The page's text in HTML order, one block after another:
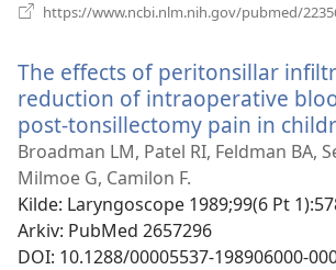
https://www.ncbi.nlm.nih.gov/pubmed/
The effects of peritonsillar
reduction of intraoperative
post-tonsillectomy pain in
Broadman LM, Patel RI, Feldman BA,
Milmoe G, Camilon F.
Kilde‎: Laryngoscope 1989;99(6 Pt
Arkiv‎: PubMed 2657296
DOI‎: 10.1288/00005537-198906000-